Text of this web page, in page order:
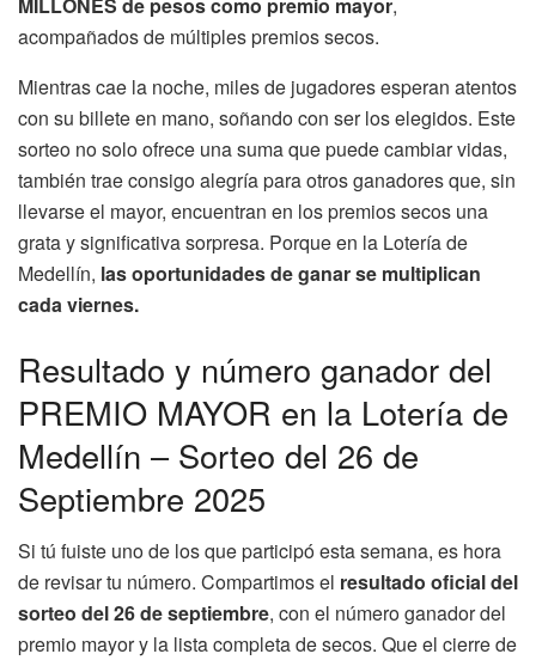
acompañados de múltiples premios secos.
Mientras cae la noche, miles de jugadores esperan atentos
con su billete en mano, soñando con ser los elegidos. Este
sorteo no solo ofrece una suma que puede cambiar vidas,
también trae consigo alegría para otros ganadores que, sin
llevarse el mayor, encuentran en los premios secos una
grata y significativa sorpresa. Porque en la Lotería de
Medellín, las oportunidades de ganar se multiplican
cada viernes.
Resultado y número ganador del
PREMIO MAYOR en la Lotería de
Medellín – Sorteo del 26 de
Septiembre 2025
Si tú fuiste uno de los que participó esta semana, es hora
de revisar tu número. Compartimos el resultado oficial del
sorteo del 26 de septiembre, con el número ganador del
premio mayor y la lista completa de secos. Que el cierre de